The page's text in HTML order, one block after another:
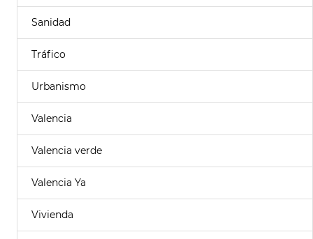
Sanidad
Tráfico
Urbanismo
Valencia
Valencia verde
Valencia Ya
Vivienda